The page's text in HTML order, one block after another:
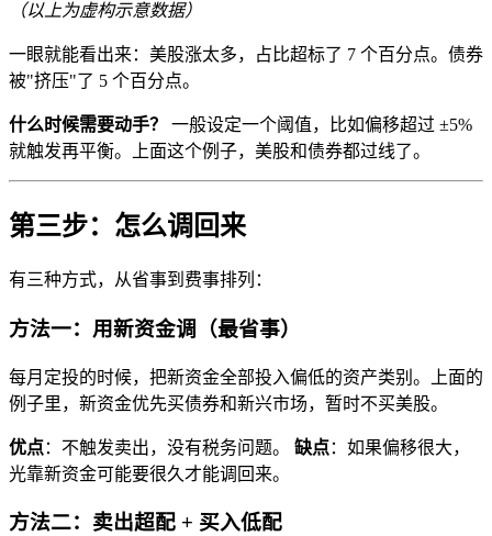
（以上为虚构示意数据）
一眼就能看出来：美股涨太多，占比超标了 7 个百分点。债券
被"挤压"了 5 个百分点。
什么时候需要动手？
一般设定一个阈值，比如偏移超过 ±5%
就触发再平衡。上面这个例子，美股和债券都过线了。
第三步：怎么调回来
有三种方式，从省事到费事排列：
方法一：用新资金调（最省事）
每月定投的时候，把新资金全部投入偏低的资产类别。上面的
例子里，新资金优先买债券和新兴市场，暂时不买美股。
优点：不触发卖出，没有税务问题。 缺点：如果偏移很大，
光靠新资金可能要很久才能调回来。
方法二：卖出超配 + 买入低配